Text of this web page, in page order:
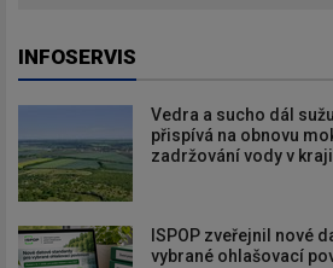
INFOSERVIS
Vedra a sucho dál
přispívá na obnovu
zadržování vody v
ISPOP zveřejnil nové
vybrané ohlašovací